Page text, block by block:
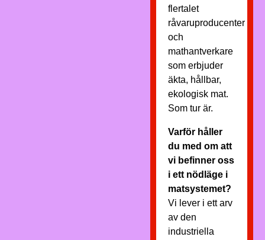
flertalet
råvaruproducenter
och
mathantverkare
som erbjuder
äkta, hållbar,
ekologisk mat.
Som tur är.
Varför håller
du med om att
vi befinner oss
i ett nödläge i
matsystemet?
Vi lever i ett arv
av den
industriella